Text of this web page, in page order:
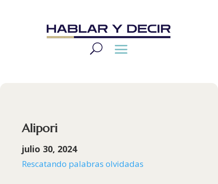
Alipori
julio 30, 2024
Rescatando palabras olvidadas